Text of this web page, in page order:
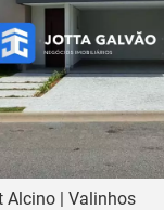
Alcino | Valinhos